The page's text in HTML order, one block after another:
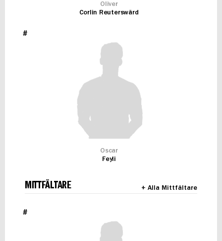
Oliver
Corlin Reuterswärd
#
Oscar
Feyli
MITTFÄLTARE + Alla Mittfältare
#